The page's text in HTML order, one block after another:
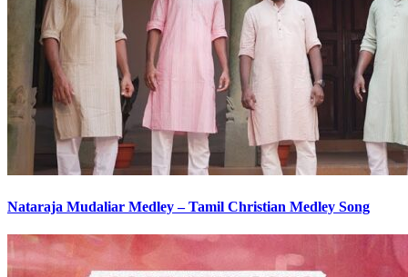
Nataraja Mudaliar Medley – Tamil Christian Medley Song